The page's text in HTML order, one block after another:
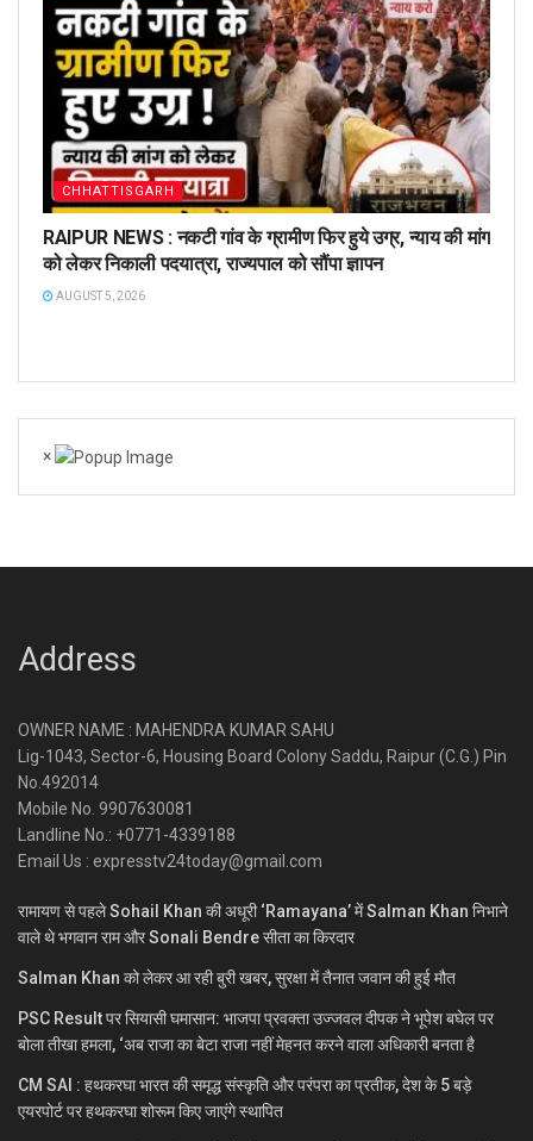
CHHATTISGARH
RAIPUR NEWS : नकटी गांव के ग्रामीण फिर हुये उग्र, न्याय की मांग
को लेकर निकाली पदयात्रा, राज्यपाल को सौंपा ज्ञापन
AUGUST 5, 2026
×
Address
OWNER NAME : MAHENDRA KUMAR SAHU
Lig-1043, Sector-6, Housing Board Colony Saddu, Raipur (C.G.) Pin
No.492014
Mobile No. 9907630081
Landline No.: +0771-4339188
Email Us : expresstv24today@gmail.com
रामायण से पहले Sohail Khan की अधूरी ‘Ramayana’ में Salman Khan निभाने
वाले थे भगवान राम और Sonali Bendre सीता का किरदार
Salman Khan को लेकर आ रही बुरी खबर, सुरक्षा में तैनात जवान की हुई मौत
PSC Result पर सियासी घमासान: भाजपा प्रवक्ता उज्जवल दीपक ने भूपेश बघेल पर
बोला तीखा हमला, ‘अब राजा का बेटा राजा नहीं मेहनत करने वाला अधिकारी बनता है
CM SAI : हथकरघा भारत की समृद्ध संस्कृति और परंपरा का प्रतीक, देश के 5 बड़े
एयरपोर्ट पर हथकरघा शोरूम किए जाएंगे स्थापित